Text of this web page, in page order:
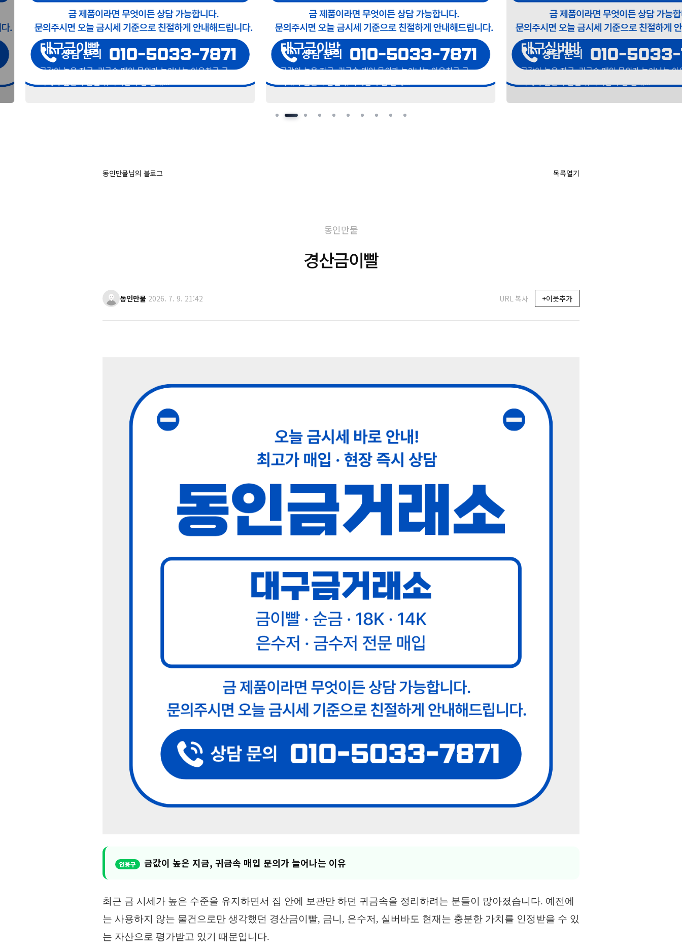
대구금이빨
금값이 높은 지금, 귀금속 매입 문의가 늘어나는 이유최근 금
시세가 높은 수준을 유지하면서 집 안에...
대구금이발
금값이 높은 지금, 귀금속 매입 문의가 늘어나는 이유최근 금
시세가 높은 수준을 유지하면서 집 안에...
대구실버바
금값이 높은 지금, 귀금속 매입 문의가 늘어나는 이유최근 금
시세가 높은 수준을 유지하면서 집 안에...
동인만물님의 블로그 목록열기
동인만물
경산금이빨
동인만물 2026. 7. 9. 21:42 URL 복사 +이웃추가
금값이 높은 지금, 귀금속 매입 문의가 늘어나는 이유
최근 금 시세가 높은 수준을 유지하면서 집 안에 보관만 하던 귀금속을 정리하려는 분들이 많아졌습니다. 예전에
는 사용하지 않는 물건으로만 생각했던 경산금이빨, 금니, 은수저, 실버바도 현재는 충분한 가치를 인정받을 수 있
는 자산으로 평가받고 있기 때문입니다.